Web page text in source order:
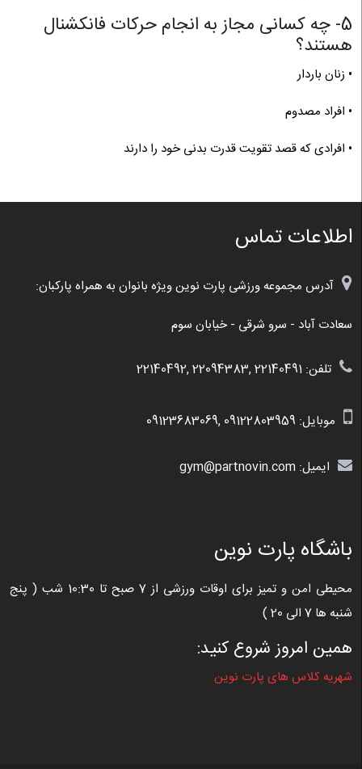
5- چه کسانی مجاز به انجام حرکات فانکشنال
هستند؟
• زنان باردار
• افراد مصدوم
• افرادی که قصد تقویت قدرت بدنی خود را دارند
اطلاعات تماس
آدرس مجموعه ورزشی پارت نوین ویژه بانوان به همراه پارکبان:
سعادت آباد - سرو شرقی - خیابان سوم
تلفن: 22140491 ,22094383 ,22140492
موبایل: 09122803959
,
09123683069
ایمیل: gym@partnovin.com
باشگاه پارت نوین
محیطی امن و تمیز برای اوقات ورزشی از 7 صبح تا 10:30 شب ( پنج
شنبه ها 7 الی 20 )
همین امروز شروع کنید:
شهریه کلاس های پارت نوین